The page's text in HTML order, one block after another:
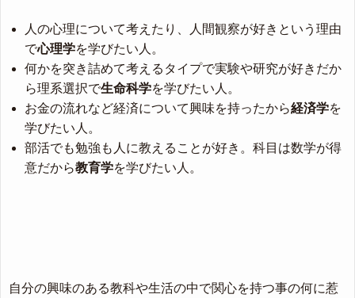
人の心理について考えたり、人間観察が好きという理由
で心理学を学びたい人。
何かを突き詰めて考えるタイプで実験や研究が好きだか
ら理系選択で生命科学を学びたい人。
お金の流れなど経済について興味を持ったから経済学を
学びたい人。
部活でも勉強も人に教えることが好き。科目は数学が得
意だから教育学を学びたい人。
自分の興味のある教科や生活の中で関心を持つ事の何に惹